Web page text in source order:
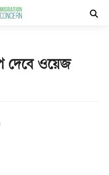
দেবে ওয়েজ